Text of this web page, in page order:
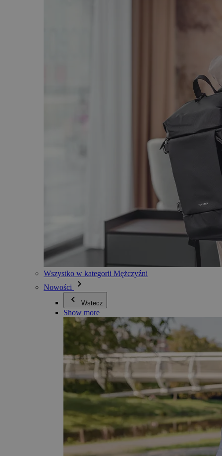
Wszystko w kategorii Mężczyźni
Nowości
Wstecz
Show more